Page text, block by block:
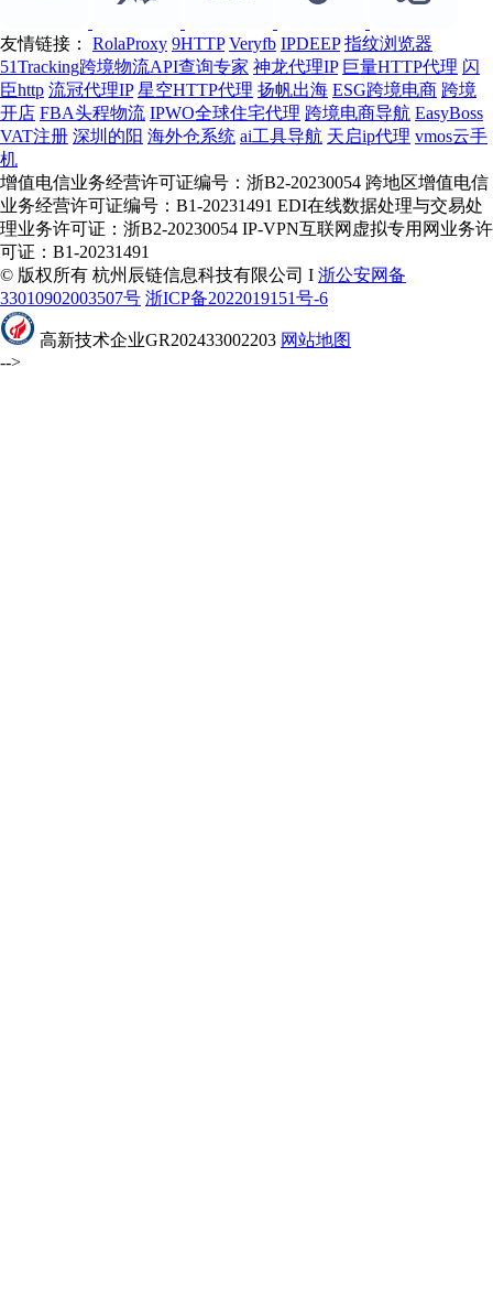
友情链接： RolaProxy 9HTTP Veryfb IPDEEP 指纹浏览器
51Tracking跨境物流API查询专家 神龙代理IP 巨量HTTP代理 闪
臣http 流冠代理IP 星空HTTP代理 扬帆出海 ESG跨境电商 跨境
开店 FBA头程物流 IPWO全球住宅代理 跨境电商导航 EasyBoss
VAT注册 深圳的阳 海外仓系统 ai工具导航 天启ip代理 vmos云手
机
增值电信业务经营许可证编号：浙B2-20230054 跨地区增值电信
业务经营许可证编号：B1-20231491 EDI在线数据处理与交易处
理业务许可证：浙B2-20230054 IP-VPN互联网虚拟专用网业务许
可证：B1-20231491
© 版权所有 杭州辰链信息科技有限公司 I 浙公安网备
33010902003507号 浙ICP备2022019151号-6
高新技术企业GR202433002203 网站地图
-->